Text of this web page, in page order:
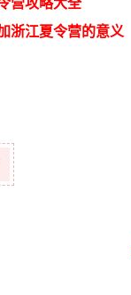
浙江夏令营的意义